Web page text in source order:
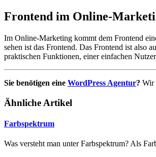
Frontend im Online-
Im Online-Marketing kommt dem Frontend
sehen ist das Frontend. Das Frontend ist also
praktischen Funktionen, einer einfachen
Sie benötigen eine WordPress Agentur? Wir
Ähnliche Artikel
Farbspektrum
Was versteht man unter Farbspektrum? Als